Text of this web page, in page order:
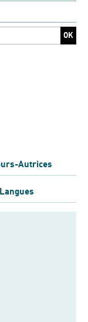
Autrices
Langues